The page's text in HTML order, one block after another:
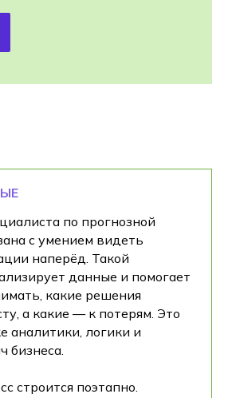
по прогнозной
с умением видеть
наперёд. Такой
данные и помогает
какие решения
а какие — к потерям. Это
аналитики, логики и
бизнеса.
строится поэтапно.